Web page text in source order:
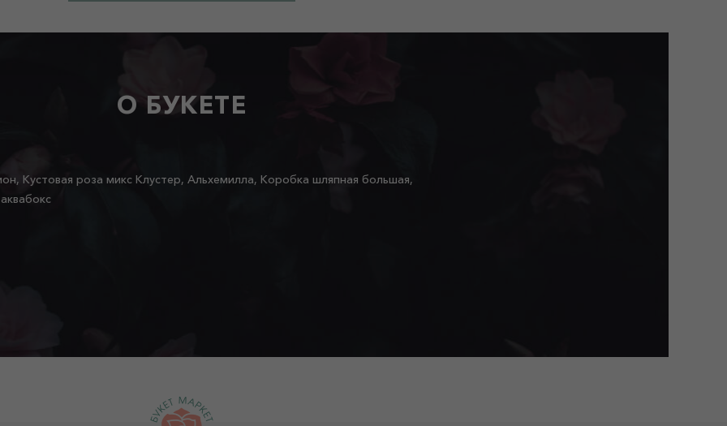
О БУКЕТЕ
Кустовая роза микс Клустер, Альхемилла, Коробка шляпная большая,